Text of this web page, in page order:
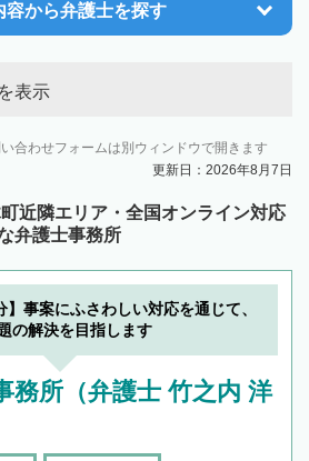
容から弁護士を探す
表示
合わせフォームは別ウィンドウで開きます
更新日：2026年8月7日
近隣エリア・全国オンライン対応
弁護士事務所
】事案にふさわしい対応を通じて、
の解決を目指します
務所（弁護士 竹之内 洋